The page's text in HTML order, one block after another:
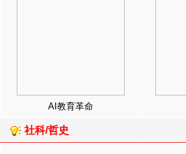
AI教育革命
社科/哲史